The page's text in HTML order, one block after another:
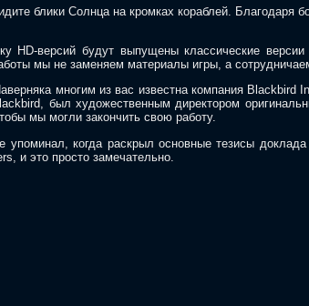
блики Солнца на кромках кораблей. Благодаря
версий будут выпущены классические версии
мы не заменяем материалы игры, а
многим из вас известна компания Blackbird
был художественным директором
мы могли закончить свою работу.
упоминал, когда раскрыл основные тезисы
и это просто замечательно.